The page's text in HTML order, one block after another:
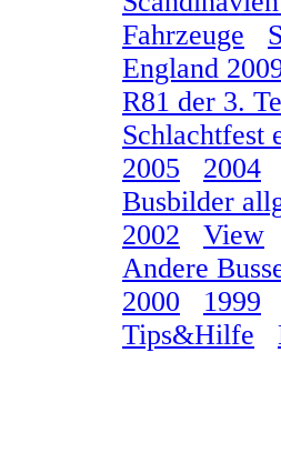
Fahrzeuge
England
R81 der 3.
Schlachtfest
2005
2004
Busbilder
2002
View
Andere
2000
1999
Tips&Hilfe